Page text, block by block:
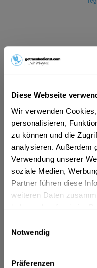
Diese Webseite
Wir verwenden
personalisieren,
zu können und die
analysieren. Außerdem
Verwendung unserer
soziale Medien,
Partner führen diese
weiteren Daten
Notwendig
Präferenzen
ab 101,01 € *
inkl. MwSt.ggf. zzgl.
MEHRWEG
+3,10 € Pfand
In den
Artikel-Nr.:
Verfügbar in:
mehr
Zutaten und Allergene